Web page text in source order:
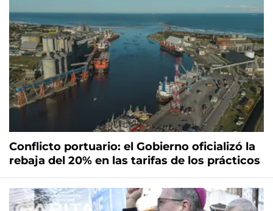
Conflicto portuario: el Gobierno oficializó la
rebaja del 20% en las tarifas de los prácticos